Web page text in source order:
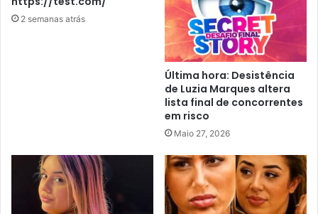
2 semanas atrás
Última hora: Desistência
de Luzia Marques altera
lista final de concorrentes
em risco
Maio 27, 2026